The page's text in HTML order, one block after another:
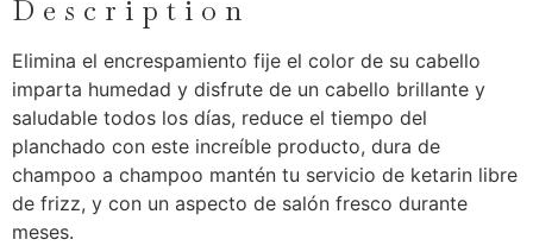
Description
Elimina el encrespamiento fije el color de su cabello
imparta humedad y disfrute de un cabello brillante y
saludable todos los días, reduce el tiempo del
planchado con este increíble producto, dura de
champoo a champoo mantén tu servicio de ketarin libre
de frizz, y con un aspecto de salón fresco durante
meses.